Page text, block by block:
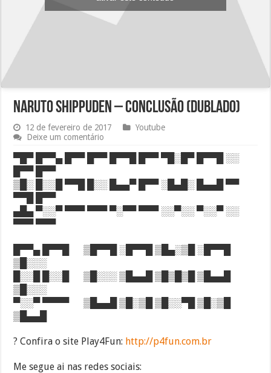
Naruto Shippuden – Conclusão (DUBLADO)
12 de fevereiro de 2017
Youtube
Deixe um comentário
▀█▀ █▀▀▄ █▀▀ █▀▀ █▀▀█ █▀▀ ▀█░█▀ █▀▀█ ░░
█▀▀ █▀▀
▒█░ █░░█ ▀▀█ █░░ █▄▄▀ █▀▀ ░█▄█░ █▄▄█ ▀▀
▀▀█ █▀▀
▄█▄ ▀░░▀ ▀▀▀ ▀▀▀ ▀░▀▀ ▀▀▀ ░░▀░░ ▀░░▀ ░░
▀▀▀ ▀▀▀
█▀▀▄ █▀▀█ ▒█▀▀█ ░█▀▀█ ▒█▄░▒█ ░█▀▀█
▒█░░░
█░░█ █░░█ ▒█░░░ ▒█▄▄█ ▒█▒█▒█ ▒█▄▄█
▒█░░░
▀░░▀ ▀▀▀▀ ▒█▄▄█ ▒█░▒█ ▒█░░▀█ ▒█░▒█
▒█▄▄█
? Confira o site Play4Fun: http://p4fun.com.br
Me segue ai nas redes sociais: